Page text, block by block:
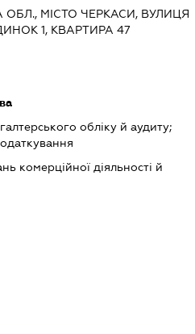
ОБЛ., МІСТО ЧЕРКАСИ, ВУЛИЦЯ
1, КВАРТИРА 47
обліку й аудиту;
комерційної діяльності й